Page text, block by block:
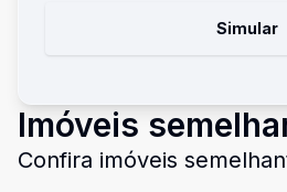
Simular
Imóveis
Confira imóveis